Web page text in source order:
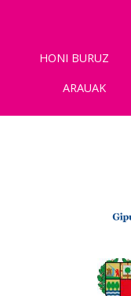
HONI BURUZ
ARAUAK